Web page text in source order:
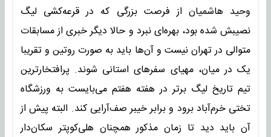
وحید هاشمیان از فرصت بزرگی که در قرعه‌کشی لیگ
نصیبش شده بود، بهره‌ای نبرد و حالا دیگر خبری از مسابقات
متوالی در تهران نیست و آن‌ها باید به صورت روتین و تقریبا
یک در میان، مهیای سفرهای استانی شوند. پرافتخارترین
تیم تاریخ لیگ برتر در هفته هفتم می‌بایست به ورزشگاه
تختی خرم‌آباد برود و برابر خیبر صف‌آرایی کند. البته پیش از
آن باید دید تا زمان مذکور همچنان هلی‌کوپتر سکان‌دار